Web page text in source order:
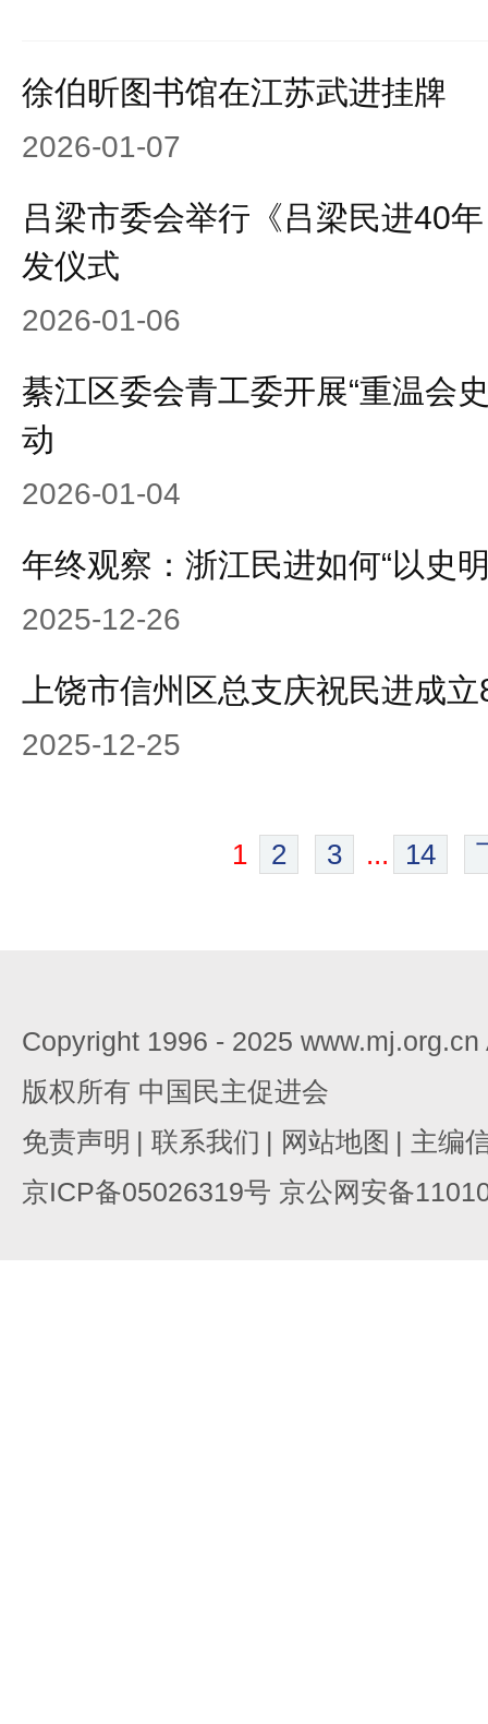
徐伯昕图书馆在江苏武进挂牌
2026-01-07
吕梁市委会举行《吕梁民进40
发仪式
2026-01-06
綦江区委会青工委开展“重温会
动
2026-01-04
年终观察：浙江民进如何“以史
2025-12-26
上饶市信州区总支庆祝民进成
2025-12-25
1 2 3 ... 14
Copyright 1996 - 2025
版权所有 中国民主促进会
免责声明 | 联系我们 | 网站地图 | 主编
京ICP备05026319号 京公网安备